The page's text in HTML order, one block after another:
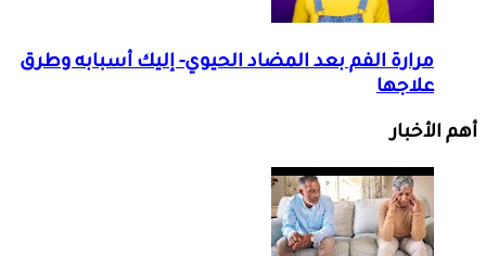
مرارة الفم بعد المضاد الحيوي- إليك أسبابه وطرق
علاجها
أهم الأخبار